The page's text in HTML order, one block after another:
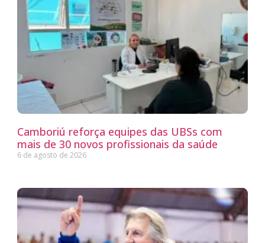
Camboriú reforça equipes das UBSs com
mais de 30 novos profissionais da saúde
6 de agosto de 2026